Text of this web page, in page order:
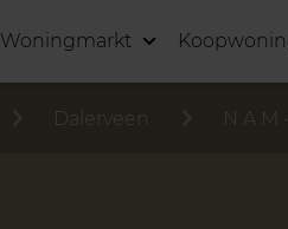
Woningmarkt
Dalerveen N A M